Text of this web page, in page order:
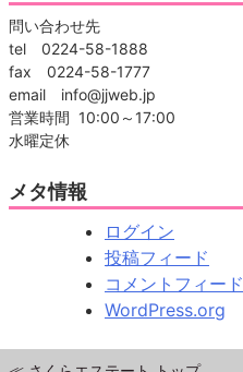
問い合わせ先
tel 0224-58-1888
fax 0224-58-1777
email info@jjweb.jp
営業時間 10:00～17:00
水曜定休
メタ情報
ログイン
投稿フィード
コメントフィード
WordPress.org